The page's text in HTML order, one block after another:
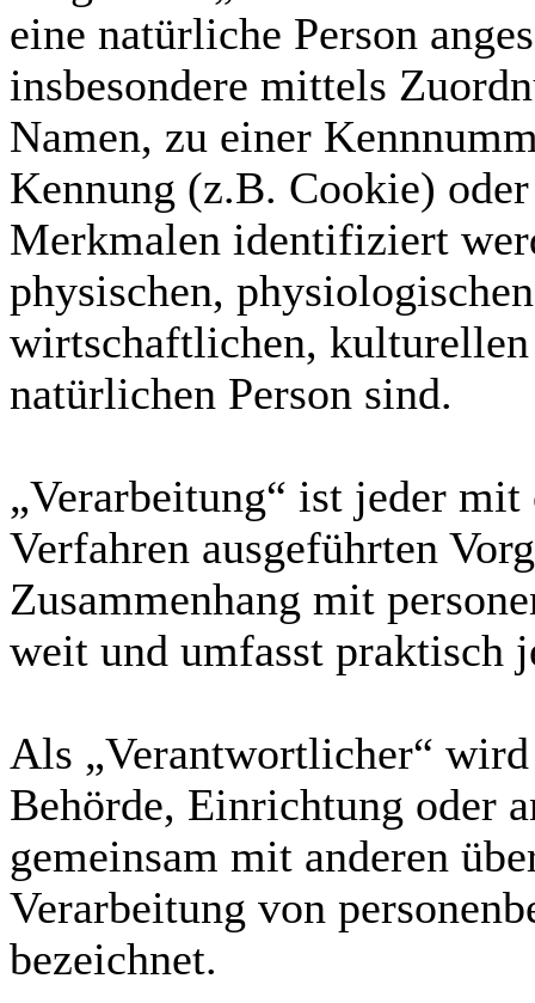
eine natürliche Person
insbesondere mittels
Namen, zu einer
Kennung (z.B. Cookie)
Merkmalen identifiziert
physischen,
wirtschaftlichen,
natürlichen Person sind.
„Verarbeitung“ ist jeder
Verfahren ausgeführten
Zusammenhang mit
weit und umfasst praktisch
Als „Verantwortlicher“
Behörde, Einrichtung oder
gemeinsam mit anderen
Verarbeitung von
bezeichnet.